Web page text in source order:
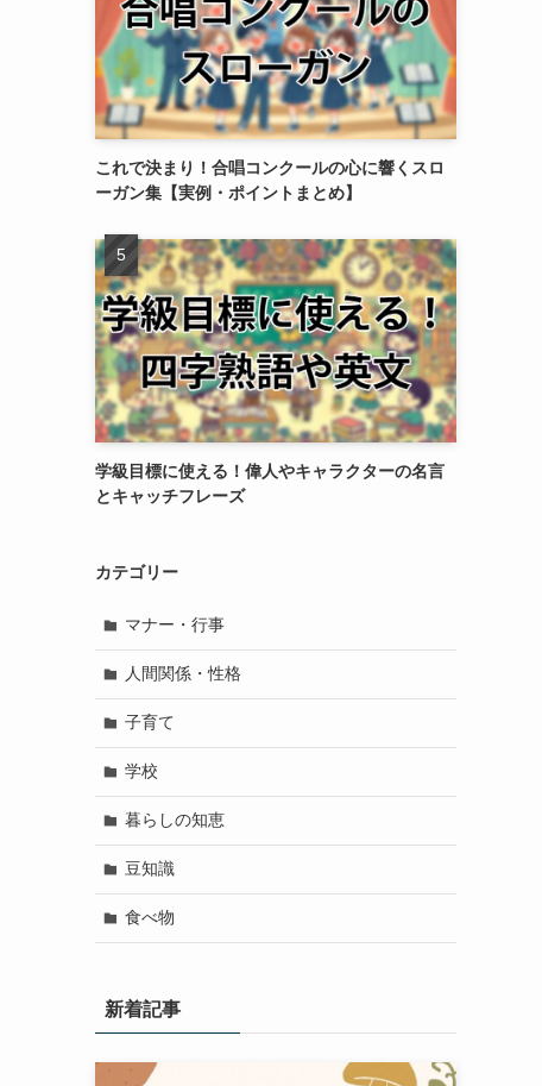
これで決まり！合唱コンクールの心に響くスロ
ーガン集【実例・ポイントまとめ】
学級目標に使える！偉人やキャラクターの名言
とキャッチフレーズ
カテゴリー
マナー・行事
人間関係・性格
子育て
学校
暮らしの知恵
豆知識
食べ物
新着記事